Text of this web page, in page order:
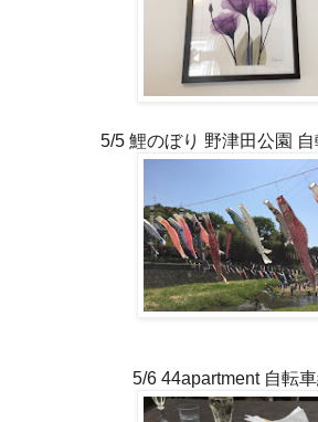
5/5 鯉のぼり 野津田公園
5/6 44apartment 自転